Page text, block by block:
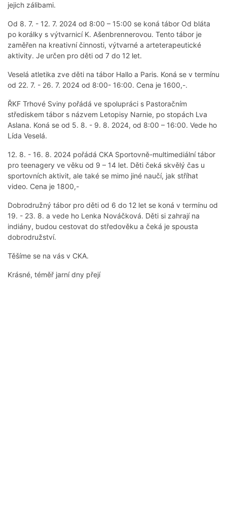
jejich zálibami.
Od 8. 7. - 12. 7. 2024 od 8:00 – 15:00 se koná tábor Od bláta
po korálky s výtvarnicí K. Ašenbrennerovou. Tento tábor je
zaměřen na kreativní činnosti, výtvarné a arteterapeutické
aktivity. Je určen pro děti od 7 do 12 let.
Veselá atletika zve děti na tábor Hallo a Paris. Koná se v termínu
od 22. 7. - 26. 7. 2024 od 8:00- 16:00. Cena je 1600,-.
ŘKF Trhové Sviny pořádá ve spolupráci s Pastoračním
střediskem tábor s názvem Letopisy Narnie, po stopách Lva
Aslana. Koná se od 5. 8. - 9. 8. 2024, od 8:00 – 16:00. Vede ho
Lída Veselá.
12. 8. - 16. 8. 2024 pořádá CKA Sportovně-multimediální tábor
pro teenagery ve věku od 9 – 14 let. Děti čeká skvělý čas u
sportovních aktivit, ale také se mimo jiné naučí, jak stříhat
video. Cena je 1800,-
Dobrodružný tábor pro děti od 6 do 12 let se koná v termínu od
19. - 23. 8. a vede ho Lenka Nováčková. Děti si zahrají na
indiány, budou cestovat do středověku a čeká je spousta
dobrodružství.
Těšíme se na vás v CKA.
Krásné, téměř jarní dny přejí